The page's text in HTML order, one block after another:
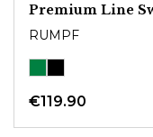
Premium Line
RUMPF
€119.90